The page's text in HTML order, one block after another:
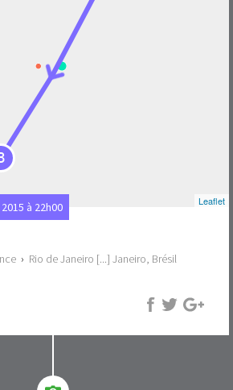
Leaflet
à 22h00
› Rio de Janeiro [...] Janeiro, Brésil